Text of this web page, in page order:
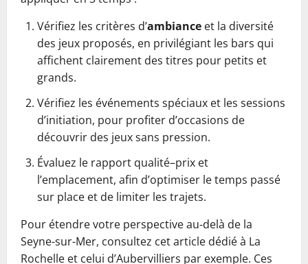
Vérifiez les critères d’ambiance et la diversité
des jeux proposés, en privilégiant les bars qui
affichent clairement des titres pour petits et
grands.
Vérifiez les événements spéciaux et les sessions
d’initiation, pour profiter d’occasions de
découvrir des jeux sans pression.
Évaluez le rapport qualité–prix et
l’emplacement, afin d’optimiser le temps passé
sur place et de limiter les trajets.
Pour étendre votre perspective au‑delà de la
Seyne-sur-Mer, consultez cet article dédié à La
Rochelle et celui d’Aubervilliers par exemple. Ces